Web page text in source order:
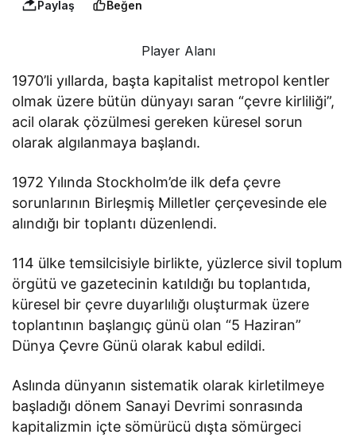
Paylaş Beğen
Player Alanı
1970’li yıllarda, başta kapitalist metropol kentler
olmak üzere bütün dünyayı saran “çevre kirliliği”,
acil olarak çözülmesi gereken küresel sorun
olarak algılanmaya başlandı.
1972 Yılında Stockholm’de ilk defa çevre
sorunlarının Birleşmiş Milletler çerçevesinde ele
alındığı bir toplantı düzenlendi.
114 ülke temsilcisiyle birlikte, yüzlerce sivil toplum
örgütü ve gazetecinin katıldığı bu toplantıda,
küresel bir çevre duyarlılığı oluşturmak üzere
toplantının başlangıç günü olan “5 Haziran”
Dünya Çevre Günü olarak kabul edildi.
Aslında dünyanın sistematik olarak kirletilmeye
başladığı dönem Sanayi Devrimi sonrasında
kapitalizmin içte sömürücü dışta sömürgeci